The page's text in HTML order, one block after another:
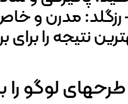
رزگلد: مدرن و
نتیجه را برای
طرحهای لوگو را